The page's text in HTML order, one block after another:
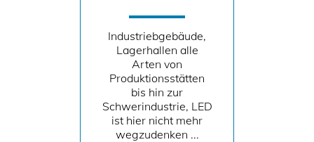
Industriebgebäude,
Lagerhallen alle
Arten von
Produktionsstätten
bis hin zur
Schwerindustrie, LED
ist hier nicht mehr
wegzudenken ...